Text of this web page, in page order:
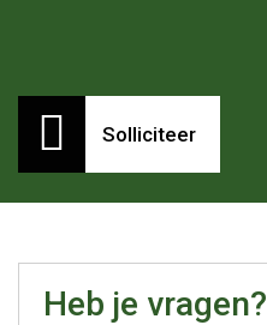
Solliciteer
Heb je vragen?